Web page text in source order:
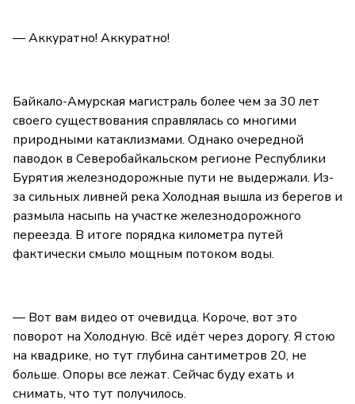
— Аккуратно! Аккуратно!
Байкало-Амурская магистраль более чем за 30 лет
своего существования справлялась со многими
природными катаклизмами. Однако очередной
паводок в Северобайкальском регионе Республики
Бурятия железнодорожные пути не выдержали. Из-
за сильных ливней река Холодная вышла из берегов и
размыла насыпь на участке железнодорожного
переезда. В итоге порядка километра путей
фактически смыло мощным потоком воды.
— Вот вам видео от очевидца. Короче, вот это
поворот на Холодную. Всё идёт через дорогу. Я стою
на квадрике, но тут глубина сантиметров 20, не
больше. Опоры все лежат. Сейчас буду ехать и
снимать, что тут получилось.